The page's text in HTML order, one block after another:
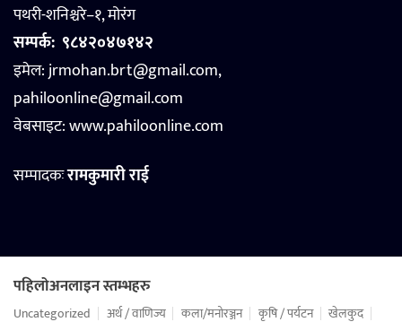
पथरी-शनिश्चरे–१, मोरंग
सम्पर्क: ९८४२०४७१४२
इमेल: jrmohan.brt@gmail.com,
pahiloonline@gmail.com
वेबसाइट:www.pahiloonline.com
सम्पादकःरामकुमारी राई
पहिलोअनलाइन स्तम्भहरु
Uncategorized अर्थ / वाणिज्य कला/मनोरञ्जन कृषि / पर्यटन
खेलकुद